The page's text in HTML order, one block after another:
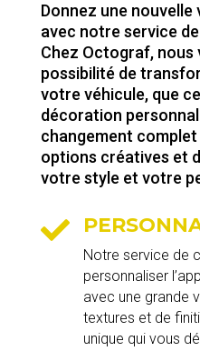
Donnez une
avec notre service
Chez Octograf,
possibilité de
votre véhicule, que
décoration
changement
options créatives et
votre style et votre

Notre service de
personnaliser
avec une grande
textures et de
unique qui vous